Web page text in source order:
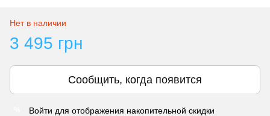
Нет в наличии
3 495 грн
Сообщить, когда появится
Войти для отображения накопительной скидки